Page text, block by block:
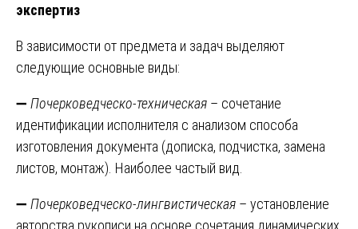
экспертиз
В зависимости от предмета и задач выделяют
следующие основные виды:
➖ Почерковедческо-техническая – сочетание
идентификации исполнителя с анализом способа
изготовления документа (дописка, подчистка, замена
листов, монтаж). Наиболее частый вид.
➖ Почерковедческо-лингвистическая – установление
авторства рукописи на основе сочетания динамических